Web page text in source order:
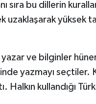
bu dillerin
uzaklaşarak yüksek
ve bilginler
yazmayı seçtiler.
Halkın kullandığı